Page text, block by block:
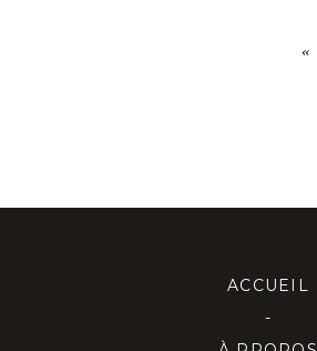
«
ACCUEIL
-